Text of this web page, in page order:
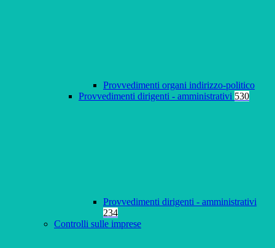
Provvedimenti organi indirizzo-politico
Provvedimenti dirigenti - amministrativi 530
Provvedimenti dirigenti - amministrativi
234
Controlli sulle imprese